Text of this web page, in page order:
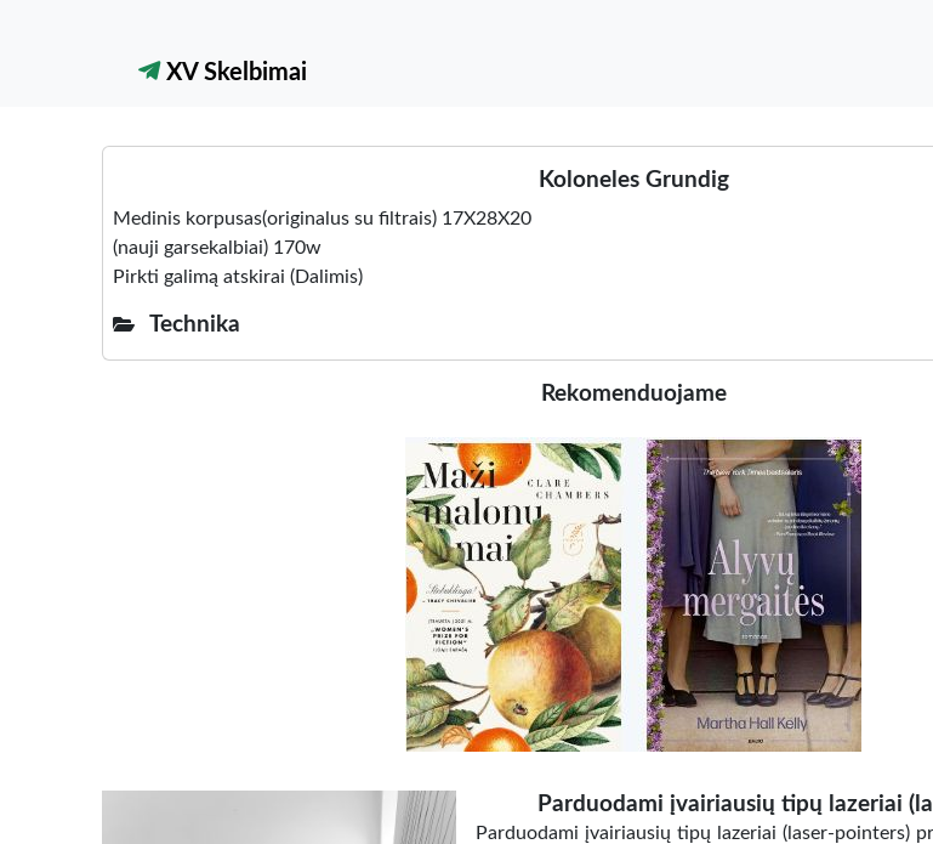
XV Skelbimai
Koloneles Grundig
Medinis korpusas(originalus su filtrais) 17X28X20
(nauji garsekalbiai) 170w
Pirkti galimą atskirai (Dalimis)
Technika
Rekomenduojame
Parduodami įvairiausių tipų lazeriai
Parduodami įvairiausių tipų lazeriai (laser-pointers)